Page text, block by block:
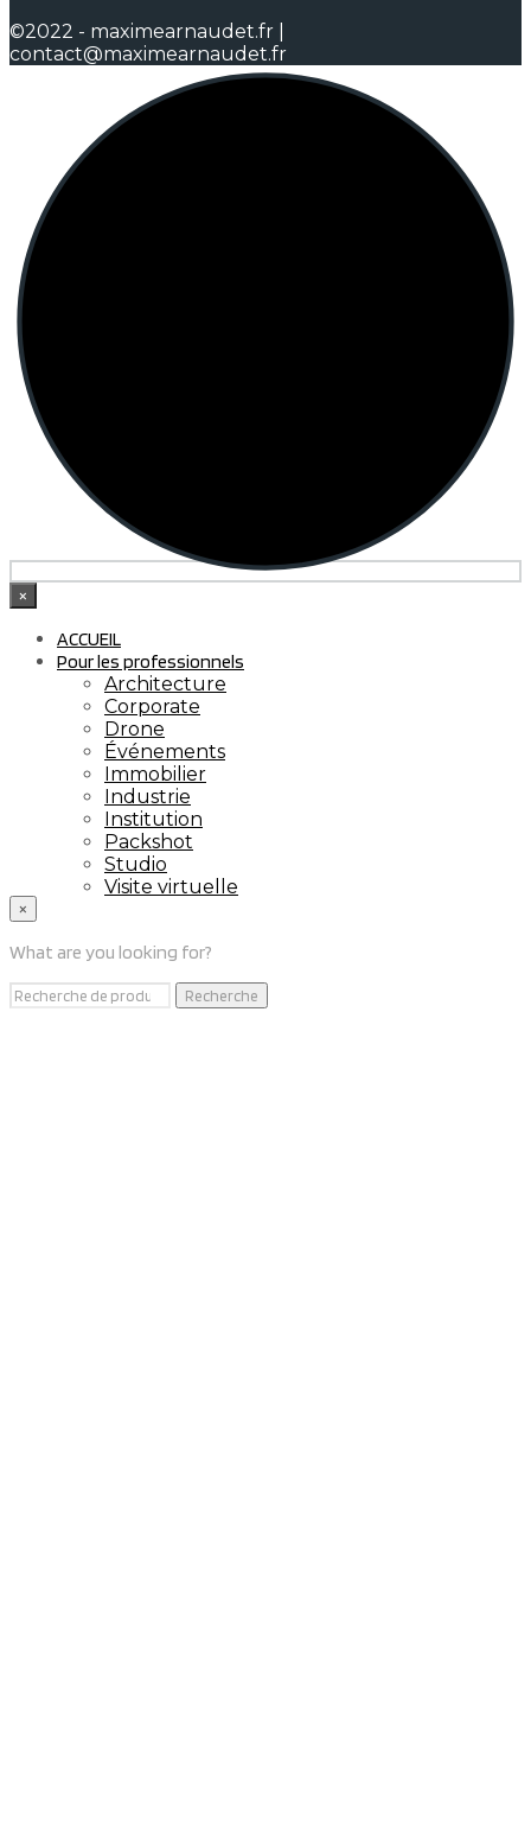
©2022 - maximearnaudet.fr |
contact@maximearnaudet.fr
×
ACCUEIL
Pour les professionnels
Architecture
Corporate
Drone
Événements
Immobilier
Industrie
Institution
Packshot
Studio
Visite virtuelle
Portfolio
Projets – Entreprises
Drone
×
What are you looking for?
Recherche
pour :
Recherche